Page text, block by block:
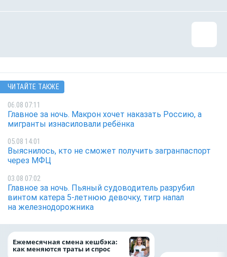
ЧИТАЙТЕ ТАКЖЕ
06.08 07:11
Главное за ночь. Макрон хочет наказать Россию, а
мигранты изнасиловали ребёнка
05.08 14:01
Выяснилось, кто не сможет получить загранпаспорт
через МФЦ
03.08 07:02
Главное за ночь. Пьяный судоводитель разрубил
винтом катера 5-летнюю девочку, тигр напал
на железнодорожника
Ежемесячная смена кешбэка:
как меняются траты и спрос